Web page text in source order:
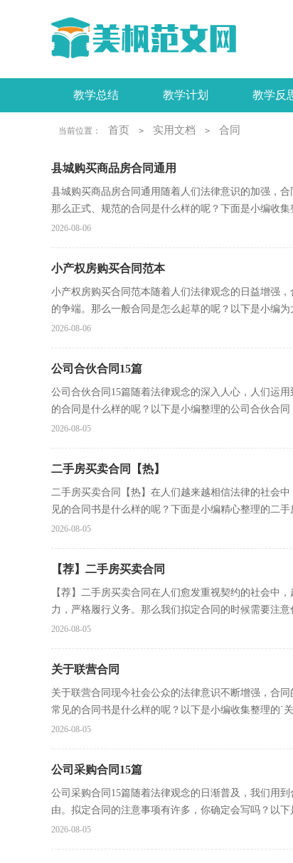
教学总结 教学计划 教学反
工作报告 活动总结
当前位置： 首页 > 实用文档 > 合同
县城购买商品房合同通用
县城购买商品房合同通用随着人们法律意识的加强，
那么正式、规范的合同是什么样的呢？下面是小编收集
2026-08-06
小产权房购买合同范本
小产权房购买合同范本随着人们法律观念的日益增强
的争端。那么一般合同是怎么起草的呢？以下是小编为
2026-08-06
公司合伙合同15篇
公司合伙合同15篇随着法律观念的深入人心，人们运
的合同是什么样的呢？以下是小编整理的公司合伙合同
2026-08-05
二手房买卖合同【热】
二手房买卖合同【热】在人们越来越相信法律的社会
见的合同书是什么样的呢？下面是小编精心整理的二手
2026-08-05
【荐】二手房买卖合同
【荐】二手房买卖合同在人们愈发重视契约的社会中
力，严格履行义务。那么我们拟定合同的时候需要注意
2026-08-05
关于联营合同
关于联营合同现今社会公众的法律意识不断增强，合
常见的合同书是什么样的呢？以下是小编收集整理的`
2026-08-05
公司采购合同15篇
公司采购合同15篇随着法律观念的日渐普及，我们用
由。拟定合同的注意事项有许多，你确定会写吗？以
2026-08-05